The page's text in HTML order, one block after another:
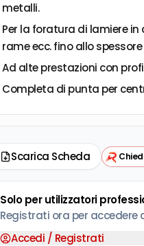
metalli.
Per la foratura di lamiere in
rame ecc. fino allo
Ad alte prestazioni con
Completa di punta per
Scarica Scheda
Solo per utilizzatori
Registrati ora per accedere
Accedi / Registrati